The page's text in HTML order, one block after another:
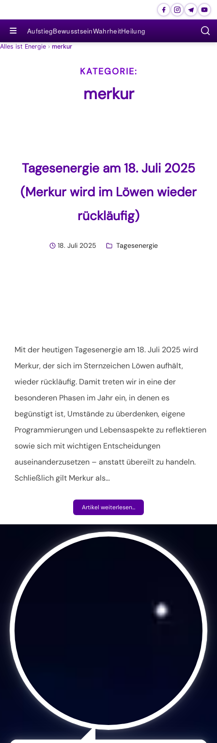
≡ AufstiegBewusstseinWahrheitHeilung
Alles ist Energie › merkur
merkur
Tagesenergie am 18. Juli 2025
(Merkur wird im Löwen wieder
rückläufig)
18. Juli 2025 Tagesenergie
Mit der heutigen Tagesenergie am 18. Juli 2025 wird
Merkur, der sich im Sternzeichen Löwen aufhält,
wieder rückläufig. Damit treten wir in eine der
besonderen Phasen im Jahr ein, in denen es
begünstigt ist, Umstände zu überdenken, eigene
Programmierungen und Lebensaspekte zu reflektieren
sowie sich mit wichtigen Entscheidungen
auseinanderzusetzen – anstatt übereilt zu handeln.
Schließlich gilt Merkur als…
Artikel weiterlesen...